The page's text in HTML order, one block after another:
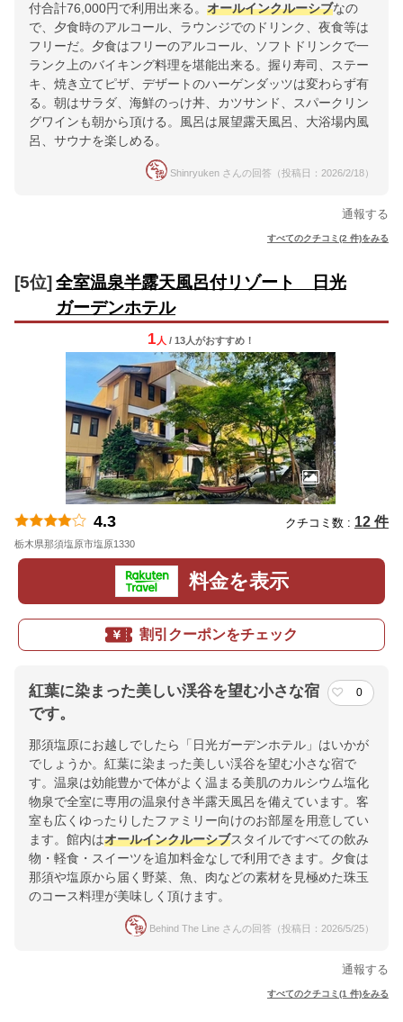
付合計76,000円で利用出来る。 オールインクルーシブなの
で、夕食時のアルコール、ラウンジでのドリンク、夜食等は
フリーだ。夕食はフリーのアルコール、ソフトドリンクで一
ランク上のバイキング料理を堪能出来る。握り寿司、ステー
キ、焼き立てピザ、デザートのハーゲンダッツは変わらず有
る。朝はサラダ、海鮮のっけ丼、カツサンド、スパークリン
グワインも朝から頂ける。風呂は展望露天風呂、大浴場内風
呂、サウナを楽しめる。
Shinryuken さんの回答（投稿日：2026/2/18）
通報する
すべてのクチコミ(2 件)をみる
[5位] 全室温泉半露天風呂付リゾート 日光
ガーデンホテル
1 人 / 13人がおすすめ！
4.3 クチコミ数 : 12 件
栃木県那須塩原市塩原1330
料金を表示
割引クーポンをチェック
紅葉に染まった美しい渓谷を望む小さな宿
です。
0
那須塩原にお越しでしたら「日光ガーデンホテル」はいかが
でしょうか。紅葉に染まった美しい渓谷を望む小さな宿で
す。温泉は効能豊かで体がよく温まる美肌のカルシウム塩化
物泉で全室に専用の温泉付き半露天風呂を備えています。客
室も広くゆったりしたファミリー向けのお部屋を用意してい
ます。館内はオールインクルーシブスタイルですべての飲み
物・軽食・スイーツを追加料金なしで利用できます。夕食は
那須や塩原から届く野菜、魚、肉などの素材を見極めた珠玉
のコース料理が美味しく頂けます。
Behind The Line さんの回答（投稿日：2026/5/25）
通報する
すべてのクチコミ(1 件)をみる